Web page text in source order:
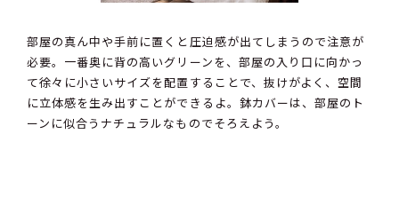
部屋の真ん中や手前に置くと圧迫感が出てしまうので注意が
必要。一番奥に背の高いグリーンを、部屋の入り口に向かっ
て徐々に小さいサイズを配置することで、抜けがよく、空間
に立体感を生み出すことができるよ。鉢カバーは、部屋のト
ーンに似合うナチュラルなものでそろえよう。